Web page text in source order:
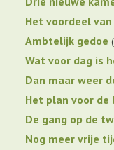
Het voordeel
Ambtelijk gedoe
Wat voor dag is
Dan maar weer
Het plan voor de
De gang op de
Nog meer vrije